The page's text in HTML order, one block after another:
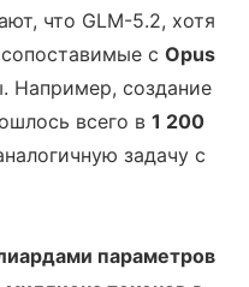
что GLM-5.2, хотя
с Opus
Например, создание
всего в 1 200
задачу с
параметров